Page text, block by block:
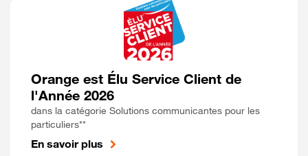
Orange est Élu Service Client de
l'Année 2026
dans la catégorie Solutions communicantes pour les
particuliers**
En savoir plus